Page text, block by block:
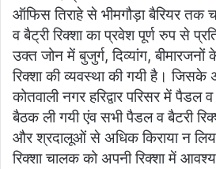
p o
k
ऑफिस तिराहे से भीमगौड़ा बैरियर तक
व बैट्री रिक्शा का प्रवेश पूर्ण रुप से
उक्त जोन में बुजुर्ग, दिव्यांग,
रिक्शा की व्यवस्था की गयी है।
कोतवाली नगर हरिद्वार परिसर में पैडल
बैठक ली गयी एंव सभी पैडल व बैटरी
और श्रदालूओं से अधिक किराया न
रिक्शा चालक को अपनी रिक्शा में